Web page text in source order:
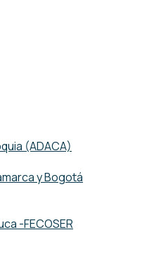
(ADACA)
y Bogotá
-FECOSER